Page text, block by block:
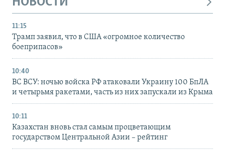
11:15
Трамп заявил, что в США «огромное количество
боеприпасов»
10:40
ВС ВСУ: ночью войска РФ атаковали Украину 100 БпЛА
и четырьмя ракетами, часть из них запускали из Крыма
10:11
Казахстан вновь стал самым процветающим
государством Центральной Азии – рейтинг